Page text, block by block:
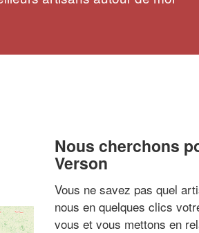
Nous cherchons
Verson
Vous ne savez pas quel
nous en quelques clics
vous et vous mettons en